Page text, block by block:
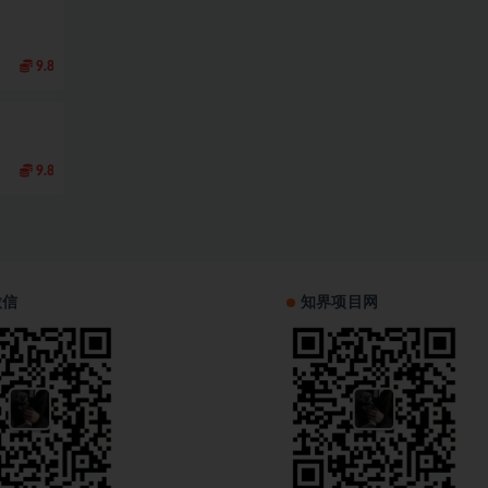
9.8
9.8
知界项目网